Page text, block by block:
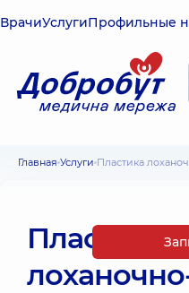
ВрачиУслугиПрофильные
Главная Услуги Пластика лоханочно-
Пластика